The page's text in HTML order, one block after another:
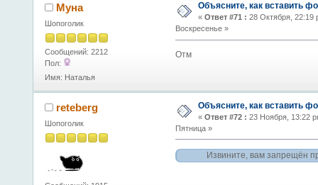
Муна
Шопоголик
Сообщений: 2212
Пол:
Имя: Наталья
Объясните, как вставить
« Ответ #71 : 28 Октября, 22:19
Воскресенье »
Отм
reteberg
Шопоголик
Объясните, как вставить
« Ответ #72 : 23 Ноября, 13:22
Пятница »
Извините, вам запрещён